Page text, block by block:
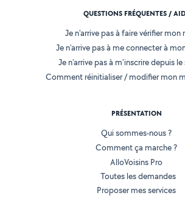
QUESTIONS FRÉQUENTES /
Je n'arrive pas à faire vérifier mon
Je n'arrive pas à me connecter à
Je n'arrive pas à m'inscrire depuis
Comment réinitialiser / modifier mon
PRÉSENTATION
Qui sommes-nous ?
Comment ça marche ?
AlloVoisins Pro
Toutes les demandes
Proposer mes services